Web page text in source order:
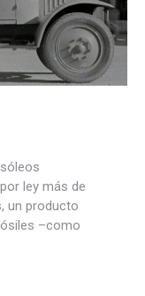
ley más de
un producto
–como